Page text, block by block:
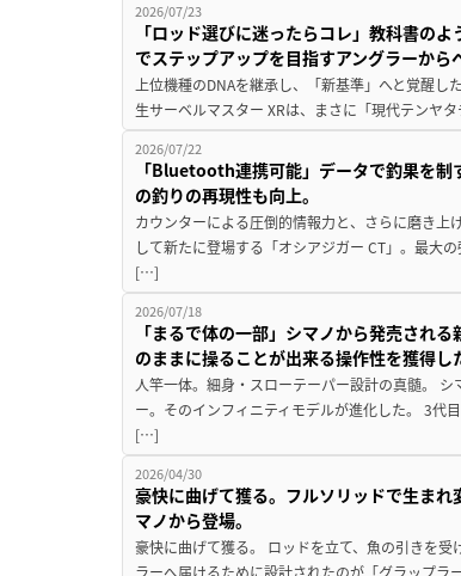
2026/07/23
「ロッド選びに迷ったらコレ」教科書の
でステップアップを目指すアングラーから
上位機種のDNAを継承し、「新基準」へと覚醒
生サーベルマスター XRは、まさに「現代テンヤ
2026/07/22
「Bluetooth連携可能」データで釣果を
の釣りの再現性も向上。
カウンターによる圧倒的情報力と、さらに磨き上
して新たに登場する「オシアジガー CT」。最大
[…]
2026/07/18
「まるで体の一部」シマノから発売され
のままに操ることが出来る操作性を獲得し
人竿一体。細身・スローテーパー設計の真髄。
ー。そのインフィニティモデルが進化した。 3代
[…]
2026/04/30
豪快に曲げて獲る。フルソリッドで生ま
マノから登場。
豪快に曲げて獲る。 ロッドを立て、魚の引きを